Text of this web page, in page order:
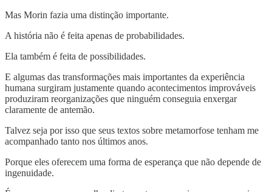
Mas Morin fazia uma distinção importante.
A história não é feita apenas de probabilidades.
Ela também é feita de possibilidades.
E algumas das transformações mais importantes da experiência
humana surgiram justamente quando acontecimentos improváveis
produziram reorganizações que ninguém conseguia enxergar
claramente de antemão.
Talvez seja por isso que seus textos sobre metamorfose tenham me
acompanhado tanto nos últimos anos.
Porque eles oferecem uma forma de esperança que não depende de
ingenuidade.